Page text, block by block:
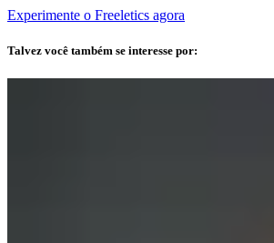
Experimente o Freeletics agora
Talvez você também se interesse por: